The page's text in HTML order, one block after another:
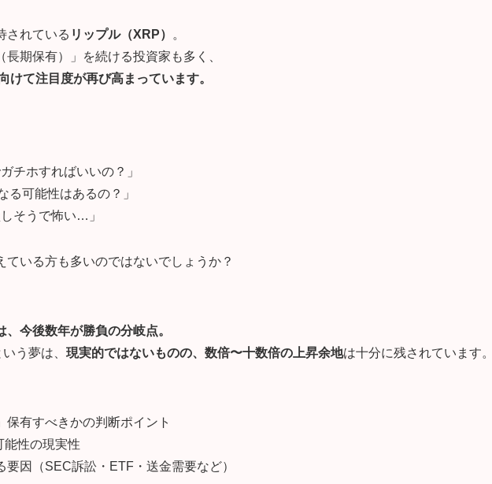
されている リップル（XRP）
。
期保有）」を続ける投資家も多く、
けて注目度が再び高まっています。
チホすればいいの？」
る可能性はあるの？」
そうで怖い…」
ている方も多いのではないでしょうか？
、今後数年が勝負の分岐点。
う夢は、 現実的ではないものの、数倍〜十数倍の上昇余地は十分に残されています
保有すべきかの判断ポイント
能性の現実性
要因（SEC訴訟・ETF・送金需要など）